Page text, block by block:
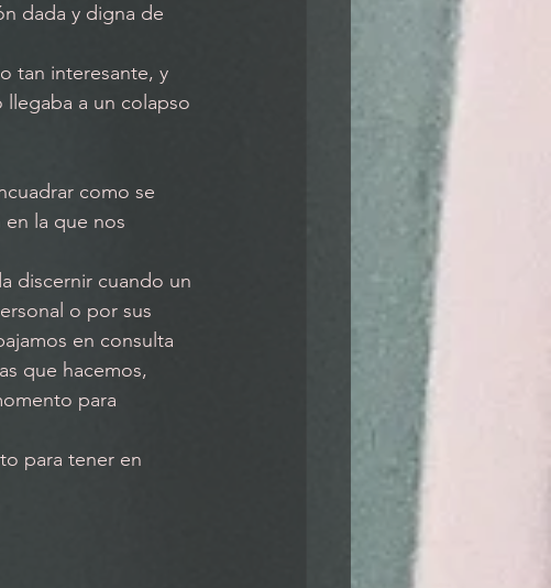
dada y digna de
tan interesante, y
a un colapso
como se
la que nos
o por sus
en consulta
que hacemos,
para